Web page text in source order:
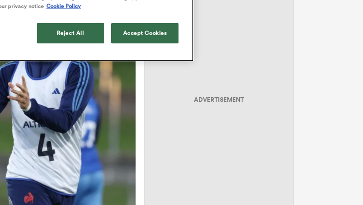
ADVERTISEMENT
privacy notice Cookie Policy
Reject All Accept Cookies